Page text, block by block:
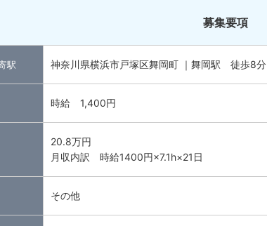
募集要項
駅 神奈川県横浜市戸塚区舞岡町 ｜舞岡駅 徒歩8分
時給 1,400円
20.8万円
月収内訳 時給1400円×7.1h×21日
その他